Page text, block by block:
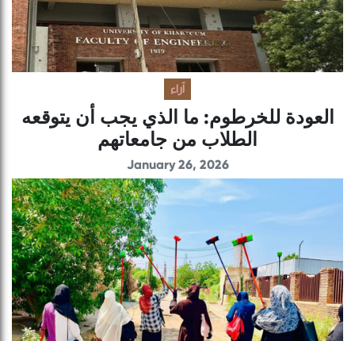
آراء
العودة للخرطوم: ما الذي يجب أن يتوقعه
الطلاب من جامعاتهم
January 26, 2026